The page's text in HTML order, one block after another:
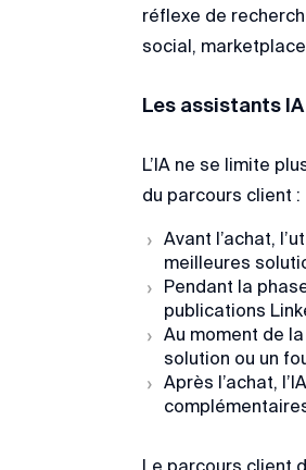
réflexe de
social,
Les assistants
L’IA ne se limite
du parcours client :
Avant l’achat,
meilleures
Pendant la
publications
Au moment de
solution ou un
Après l’achat,
Le parcours client